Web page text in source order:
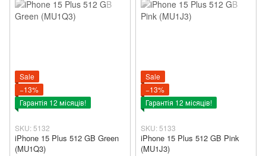
Sale
−13%
Гарантія 12 місяців!
SKU: 5132
iPhone 15 Plus 512 GB Green
(MU1Q3)
Sale
−13%
Гарантія 12 місяців!
SKU: 5133
iPhone 15 Plus 512 GB Pink
(MU1J3)